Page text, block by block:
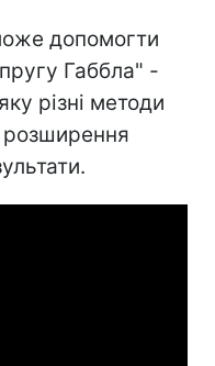
допомогти
Габбла" -
різні методи